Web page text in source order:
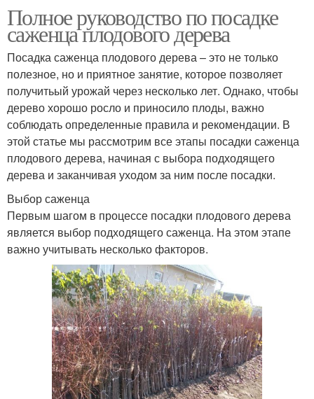
Полное руководство по посадке
саженца плодового дерева
Посадка саженца плодового дерева – это не только
полезное, но и приятное занятие, которое позволяет
получитьый урожай через несколько лет. Однако, чтобы
дерево хорошо росло и приносило плоды, важно
соблюдать определенные правила и рекомендации. В
этой статье мы рассмотрим все этапы посадки саженца
плодового дерева, начиная с выбора подходящего
дерева и заканчивая уходом за ним после посадки.
Выбор саженца
Первым шагом в процессе посадки плодового дерева
является выбор подходящего саженца. На этом этапе
важно учитывать несколько факторов.